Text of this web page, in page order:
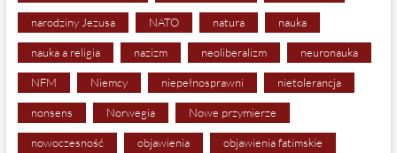
narodziny Jezusa NATO natura nauka
nauka a religia nazizm neoliberalizm neuronauka
NFM Niemcy niepełnosprawni nietolerancja
nonsens Norwegia Nowe przymierze
nowoczesność objawienia objawienia fatimskie